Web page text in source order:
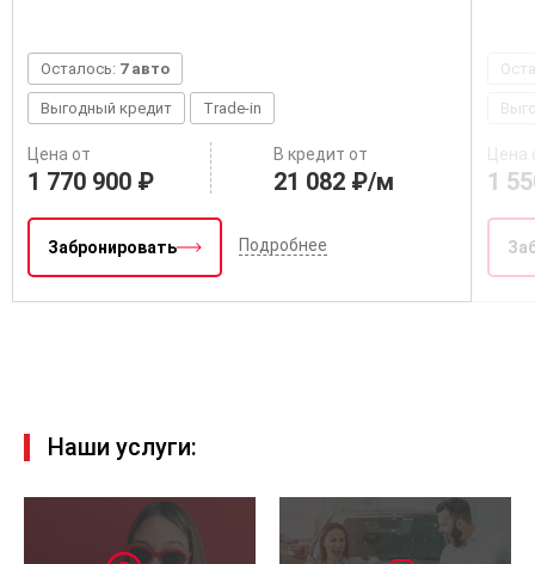
Осталось: 7 авто
Выгодный кредит Trade-in
Цена от
1 770 900 ₽
В кредит от
21 082 ₽/м
Забронировать Подробнее
Цена
1
Наши услуги: